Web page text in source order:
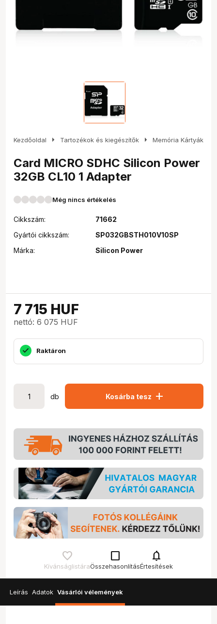
Kezdőoldal arrow_right Tartozékok és kiegészítők arrow_right Memória Kártyák
Card MICRO SDHC Silicon Power
32GB CL10 1 Adapter
Még nincs értékelés
Cikkszám:
71662
Gyártói cikkszám:
SP032GBSTH010V10SP
Márka:
Silicon Power
7 715 HUF
nettó: 6 075 HUF
Raktáron
db Kosárba tesz add
Kívánságlistára
check_box_outline_blank
Összehasonlítás
notifications
Értesítések
Leírás Adatok Vásárlói vélemények